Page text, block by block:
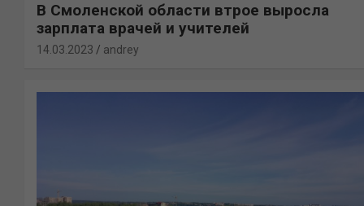
В Смоленской области втрое выросла
зарплата врачей и учителей
14.03.2023 andrey